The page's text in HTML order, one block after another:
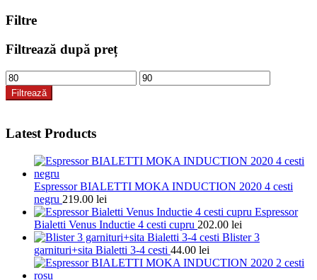
Filtre
Filtrează după preț
Preț
minim
Preț
maxim
Filtrează
Latest Products
Espressor BIALETTI MOKA INDUCTION 2020 4 cesti
negru 219.00 lei
Espressor
Bialetti Venus Inductie 4 cesti cupru 202.00 lei
Blister 3
garnituri+sita Bialetti 3-4 cesti 44.00 lei